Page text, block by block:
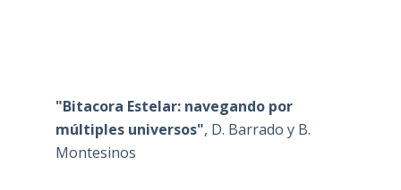
"Bitacora Estelar: navegando por
múltiples universos", D. Barrado y B.
Montesinos